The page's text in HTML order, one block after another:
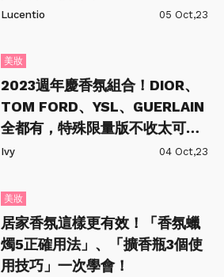
Lucentio 05 Oct,23
美妝
2023週年慶香氛組合！DIOR、
TOM FORD、YSL、GUERLAIN
全都有，特殊限量版不收太可
惜！
Ivy 04 Oct,23
美妝
居家香氛這樣更有效！「香氛蠟
燭5正確用法」、「擴香瓶3個使
用技巧」一次學會！